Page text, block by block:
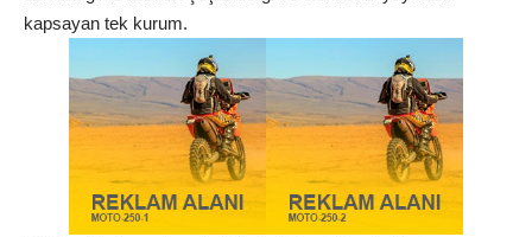
kapsayan tek kurum.